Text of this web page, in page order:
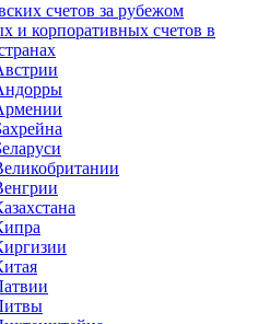
счетов за рубежом
и корпоративных счетов в